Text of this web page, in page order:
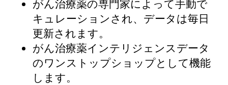
がん治療薬の専門家によって手動で
キュレーションされ、データは毎日
更新されます。
がん治療薬インテリジェンスデータ
のワンストップショップとして機能
します。